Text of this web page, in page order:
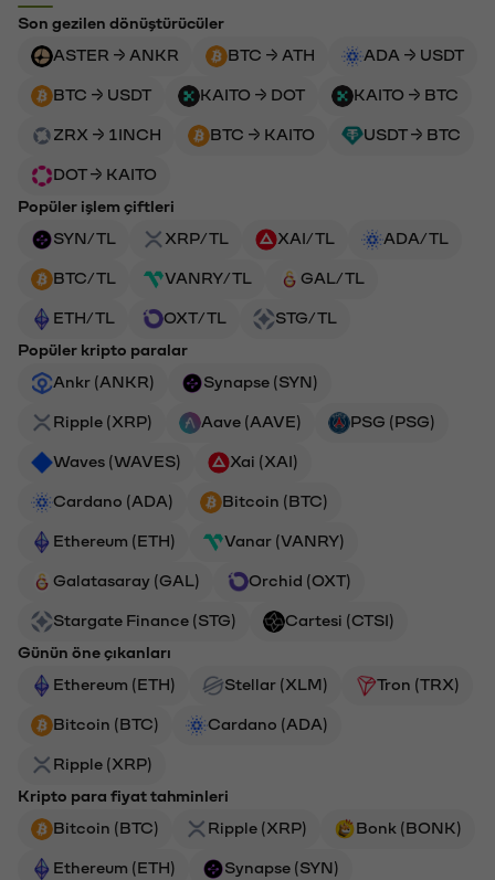
Son gezilen dönüştürücüler
ASTER → ANKR
BTC → ATH ADA → USDT
BTC → USDT KAITO → DOT KAITO → BTC
ZRX → 1INCH BTC → KAITO USDT → BTC
DOT → KAITO
Popüler işlem çiftleri
SYN/TL
XRP/TL XAI/TL ADA/TL
BTC/TL VANRY/TL GAL/TL
ETH/TL OXT/TL
STG/TL
Popüler kripto paralar
Ankr (ANKR)
Synapse (SYN)
Ripple (XRP) Aave (AAVE) PSG (PSG)
Waves (WAVES) Xai (XAI)
Cardano (ADA) Bitcoin (BTC)
Ethereum (ETH) Vanar (VANRY)
Galatasaray (GAL) Orchid (OXT)
Stargate Finance (STG)
Cartesi (CTSI)
Günün öne çıkanları
Ethereum (ETH)
Stellar (XLM) Tron (TRX)
Bitcoin (BTC) Cardano (ADA)
Ripple (XRP)
Kripto para fiyat tahminleri
Bitcoin (BTC)
Ripple (XRP) Bonk (BONK)
Ethereum (ETH) Synapse (SYN)